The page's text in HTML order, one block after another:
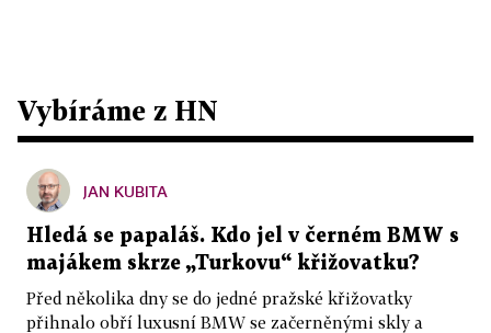
Vybíráme z HN
JAN KUBITA
Hledá se papaláš. Kdo jel v černém BMW s
majákem skrze „Turkovu“ křižovatku?
Před několika dny se do jedné pražské křižovatky
přihnalo obří luxusní BMW se začerněnými skly a